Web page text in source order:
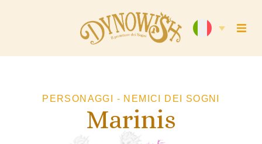
PERSONAGGI - NEMICI DEI SOGNI
Marinis